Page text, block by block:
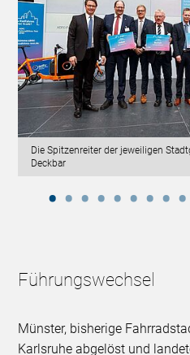
Die Spitzenreiter der jeweiligen
Deckbar
Führungswechsel
Münster, bisherige
Karlsruhe abgelöst und